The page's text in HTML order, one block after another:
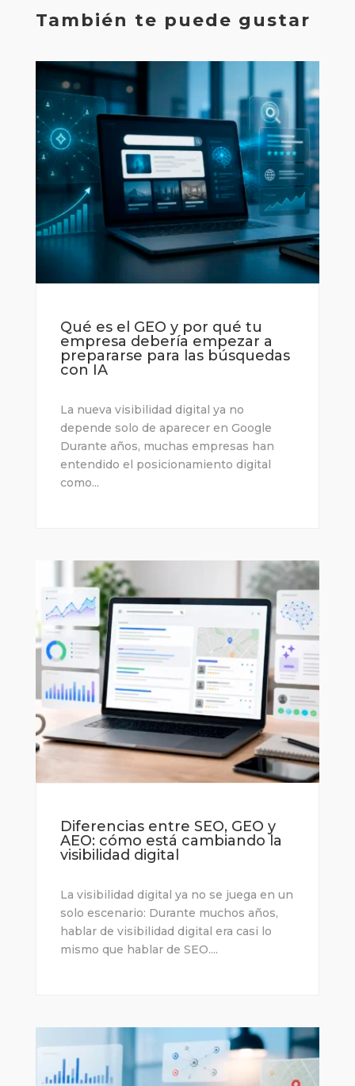
También te puede gustar
Qué es el GEO y por qué tu
empresa debería empezar a
prepararse para las búsquedas
con IA
La nueva visibilidad digital ya no
depende solo de aparecer en Google
Durante años, muchas empresas han
entendido el posicionamiento digital
como...
Diferencias entre SEO, GEO y
AEO: cómo está cambiando la
visibilidad digital
La visibilidad digital ya no se juega en un
solo escenario: Durante muchos años,
hablar de visibilidad digital era casi lo
mismo que hablar de SEO....